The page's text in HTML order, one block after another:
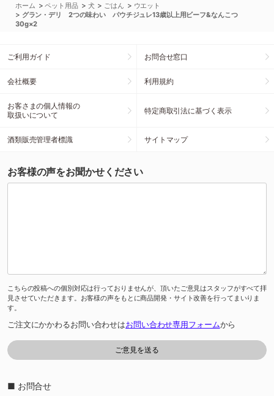
ホーム >ペット用品 > 犬 > ごはん > ウエット
> グラン・デリ 2つの味わい パウチジュレ13歳以上用ビーフ&なんこつ
30g×2
ご利用ガイド お問合せ窓口
会社概要 利用規約
お客さまの個人情報の
取扱いについて
特定商取引法に基づく表示
酒類販売管理者標識 サイトマップ
お客様の声をお聞かせください
こちらの投稿への個別対応は行っておりませんが、頂いたご意見はスタッフがすべて拝
見させていただきます。お客様の声をもとに商品開発・サイト改善を行ってまいりま
す。
ご注文にかかわるお問い合わせはお問い合わせ専用フォームから
■ お問合せ